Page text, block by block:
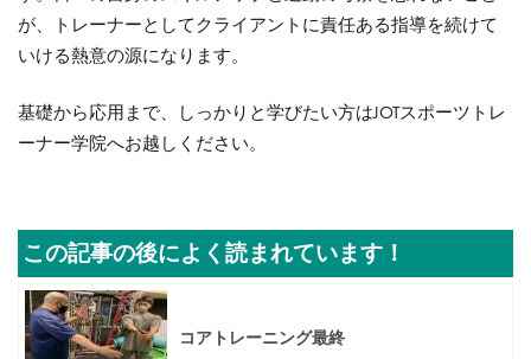
が、トレーナーとしてクライアントに責任ある指導を続けて
いける熱意の源になります。
基礎から応用まで、しっかりと学びたい方はJOTスポーツトレ
ーナー学院へお越しください。
この記事の後によく読まれています！
コアトレーニング最終